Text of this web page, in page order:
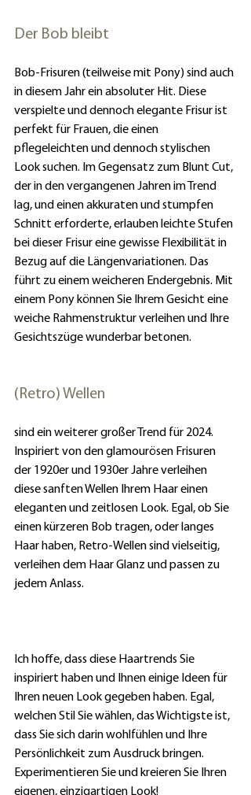
Der Bob bleibt
Bob-Frisuren (teilweise mit Pony) sind auch
in diesem Jahr ein absoluter Hit. Diese
verspielte und dennoch elegante Frisur ist
perfekt für Frauen, die einen
pflegeleichten und dennoch stylischen
Look suchen. Im Gegensatz zum Blunt Cut,
der in den vergangenen Jahren im Trend
lag, und einen akkuraten und stumpfen
Schnitt erforderte, erlauben leichte Stufen
bei dieser Frisur eine gewisse Flexibilität in
Bezug auf die Längenvariationen. Das
führt zu einem weicheren Endergebnis. Mit
einem Pony können Sie Ihrem Gesicht eine
weiche Rahmenstruktur verleihen und Ihre
Gesichtszüge wunderbar betonen.
(Retro) Wellen
sind ein weiterer großer Trend für 2024.
Inspiriert von den glamourösen Frisuren
der 1920er und 1930er Jahre verleihen
diese sanften Wellen Ihrem Haar einen
eleganten und zeitlosen Look. Egal, ob Sie
einen kürzeren Bob tragen, oder langes
Haar haben, Retro-Wellen sind vielseitig,
verleihen dem Haar Glanz und passen zu
jedem Anlass.
Ich hoffe, dass diese Haartrends Sie
inspiriert haben und Ihnen einige Ideen für
Ihren neuen Look gegeben haben. Egal,
welchen Stil Sie wählen, das Wichtigste ist,
dass Sie sich darin wohlfühlen und Ihre
Persönlichkeit zum Ausdruck bringen.
Experimentieren Sie und kreieren Sie Ihren
eigenen, einzigartigen Look!